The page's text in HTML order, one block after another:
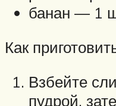
банан — 1
Как
Взбейте
пудрой,